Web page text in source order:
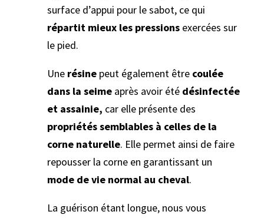
surface d’appui pour le sabot, ce qui
répartit mieux les pressions exercées sur
le pied.
Une résine peut également être coulée
dans la seime après avoir été désinfectée
et assainie, car elle présente des
propriétés semblables à celles de la
corne naturelle. Elle permet ainsi de faire
repousser la corne en garantissant un
mode de vie normal au cheval.
La guérison étant longue, nous vous